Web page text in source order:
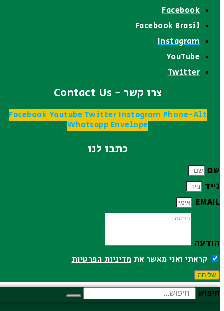
Facebook
Facebook Brasil
Instagram
YouTube
Twitter
צרו קשר - Contact Us
FacebookYoutubeTwitterInstagramPhone-Alt
WhatsappEnvelope
כתבו לנו
שם
נייד
EMAIL
הודעה
קראתי ואני מאשר אתמדיניות הפרטיות
שליחה
חיפוש